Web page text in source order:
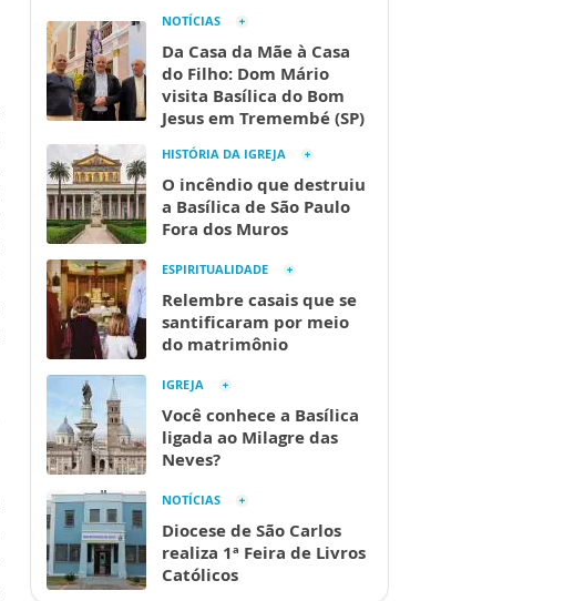
NOTÍCIAS
Da Casa da Mãe à Casa
do Filho: Dom Mário
visita Basílica do Bom
Jesus em Tremembé (SP)
HISTÓRIA DA IGREJA
O incêndio que destruiu
a Basílica de São Paulo
Fora dos Muros
ESPIRITUALIDADE
Relembre casais que se
santificaram por meio
do matrimônio
IGREJA
Você conhece a Basílica
ligada ao Milagre das
Neves?
NOTÍCIAS
Diocese de São Carlos
realiza 1ª Feira de Livros
Católicos